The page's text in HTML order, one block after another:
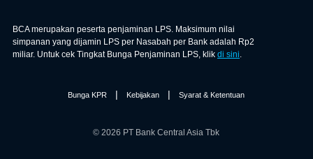
BCA merupakan peserta penjaminan LPS. Maksimum nilai
simpanan yang dijamin LPS per Nasabah per Bank adalah Rp2
miliar. Untuk cek Tingkat Bunga Penjaminan LPS, klik di sini.
Bunga KPR | Kebijakan | Syarat & Ketentuan
© 2026 PT Bank Central Asia Tbk